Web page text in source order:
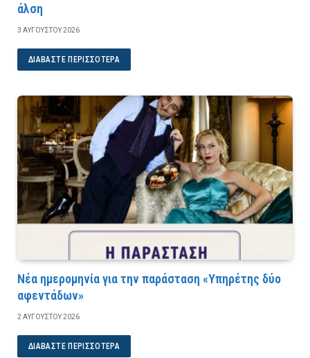
άλση
3 ΑΥΓΟΎΣΤΟΥ 2026
ΔΙΑΒΆΣΤΕ ΠΕΡΙΣΣΌΤΕΡΑ
Νέα ημερομηνία για την παράσταση «Υπηρέτης δύο
αφεντάδων»
2 ΑΥΓΟΎΣΤΟΥ 2026
ΔΙΑΒΆΣΤΕ ΠΕΡΙΣΣΌΤΕΡΑ